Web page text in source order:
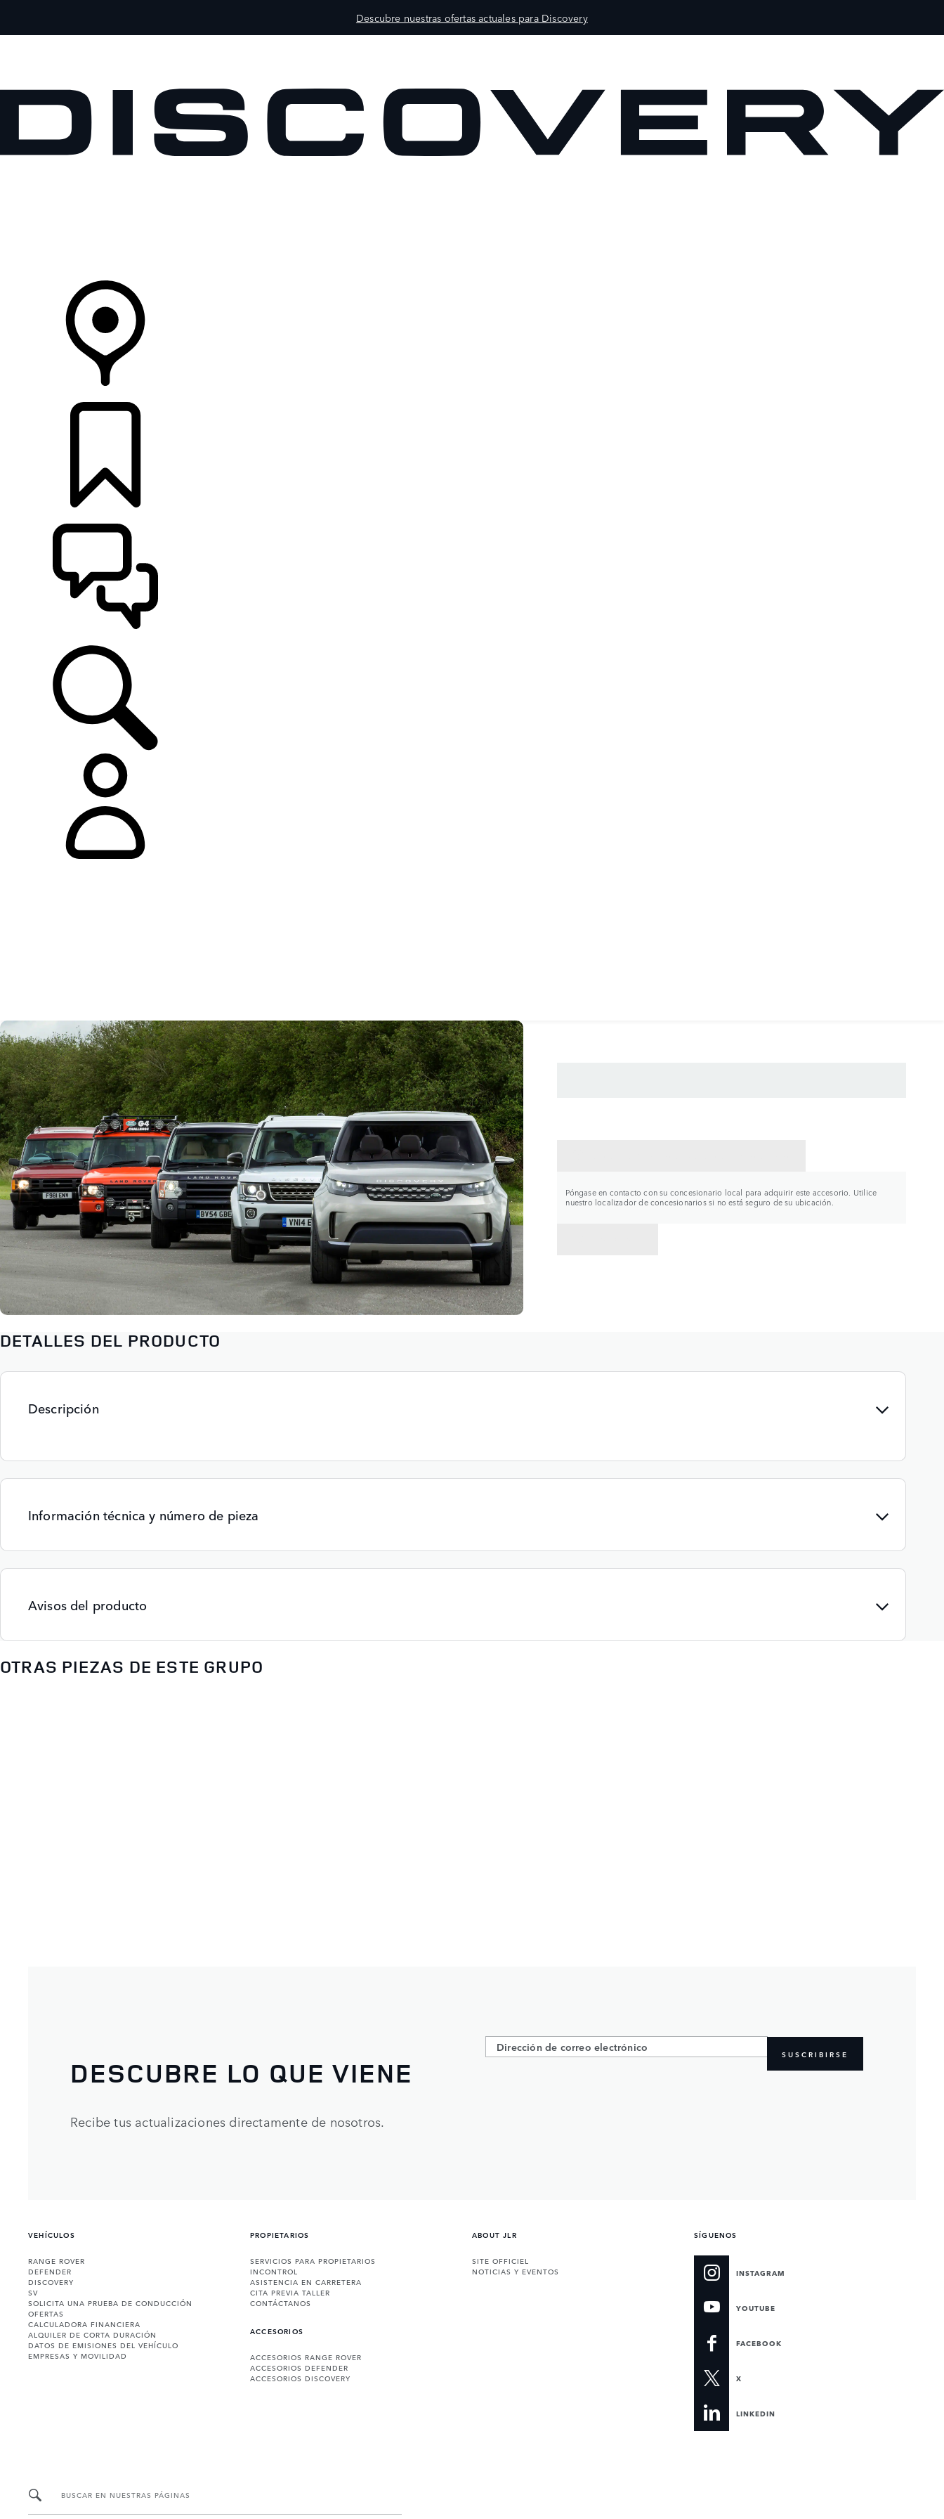
Descubre nuestras ofertas actuales para Discovery
Póngase en contacto con su concesionario local para adquirir este accesorio. Utilice
nuestro localizador de concesionarios si no está seguro de su ubicación.
DETALLES DEL PRODUCTO
Descripción
Información técnica y número de pieza
Avisos del producto
OTRAS PIEZAS DE ESTE GRUPO
DESCUBRE LO QUE VIENE
Recibe tus actualizaciones directamente de nosotros.
SUSCRIBIRSE
VEHÍCULOS
RANGE ROVER
DEFENDER
DISCOVERY
SV
SOLICITA UNA PRUEBA DE CONDUCCIÓN
OFERTAS
CALCULADORA FINANCIERA
ALQUILER DE CORTA DURACIÓN
DATOS DE EMISIONES DEL VEHÍCULO
EMPRESAS Y MOVILIDAD
PROPIETARIOS
SERVICIOS PARA PROPIETARIOS
INCONTROL
ASISTENCIA EN CARRETERA
CITA PREVIA TALLER
CONTÁCTANOS
ACCESORIOS
ACCESORIOS RANGE ROVER
ACCESORIOS DEFENDER
ACCESORIOS DISCOVERY
ABOUT JLR
SITE OFFICIEL
NOTICIAS Y EVENTOS
SÍGUENOS
INSTAGRAM
YOUTUBE
FACEBOOK
X
LINKEDIN
BUSCAR EN NUESTRAS PÁGINAS